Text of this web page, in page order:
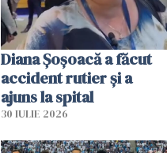
Diana Șoșoacă a făcut
accident rutier și a
ajuns la spital
30 IULIE 2026